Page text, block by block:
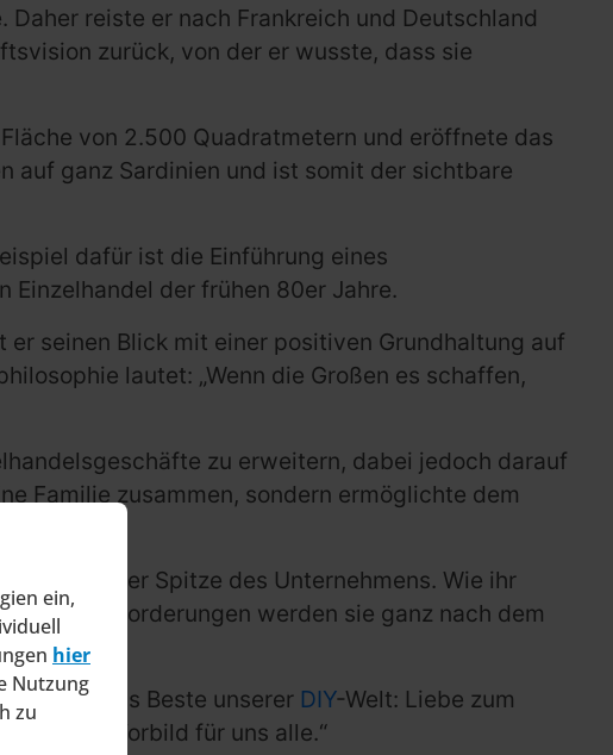
ein,
hier
Nutzung
zu
reiste er nach Frankreich und Deutschland
zurück, von der er wusste, dass sie
von 2.500 Quadratmetern und eröffnete das
auf ganz Sardinien und ist somit der sichtbare
dafür ist die Einführung eines
der frühen 80er Jahre.
seinen Blick mit einer positiven Grundhaltung auf
lautet: „Wenn die Großen es schaffen,
zu erweitern, dabei jedoch darauf
Familie zusammen, sondern ermöglichte dem
– an der Spitze des Unternehmens. Wie ihr
Herausforderungen werden sie ganz nach dem
das Beste unserer DIY-Welt: Liebe zum
und ein Vorbild für uns alle.“